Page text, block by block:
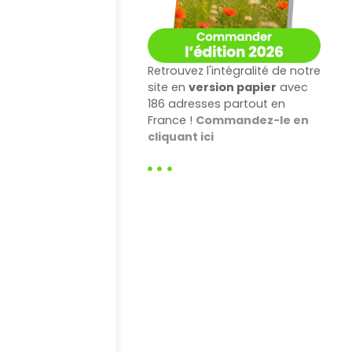
Retrouvez l'intégralité de notre
site en version papier avec
186 adresses partout en
France ! Commandez-le en
cliquant ici